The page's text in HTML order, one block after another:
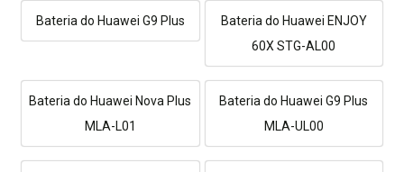
Bateria do Huawei G9 Plus
Bateria do Huawei ENJOY
60X STG-AL00
Bateria do Huawei Nova Plus
MLA-L01
Bateria do Huawei G9 Plus
MLA-UL00